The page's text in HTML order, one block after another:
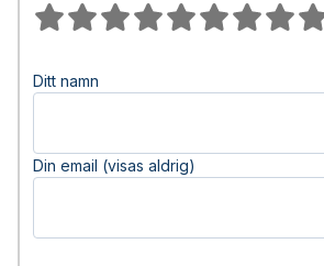
Ditt namn
Din email (visas aldrig)